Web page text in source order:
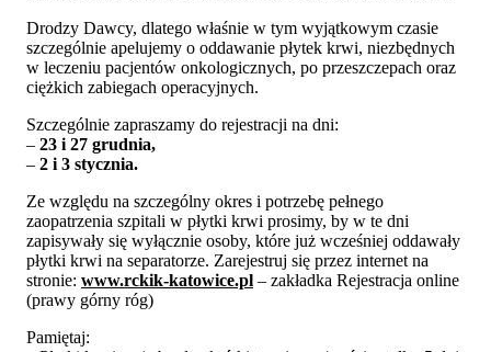
Drodzy Dawcy, dlatego właśnie w tym wyjątkowym czasie
szczególnie apelujemy o oddawanie płytek krwi, niezbędnych
w leczeniu pacjentów onkologicznych, po przeszczepach oraz
ciężkich zabiegach operacyjnych.
Szczególnie zapraszamy do rejestracji na dni:
– 23 i 27 grudnia,
– 2 i 3 stycznia.
Ze względu na szczególny okres i potrzebę pełnego
zaopatrzenia szpitali w płytki krwi prosimy, by w te dni
zapisywały się wyłącznie osoby, które już wcześniej oddawały
płytki krwi na separatorze. Zarejestruj się przez internet na
stronie: www.rckik-katowice.pl – zakładka Rejestracja online
(prawy górny róg)
Pamiętaj: